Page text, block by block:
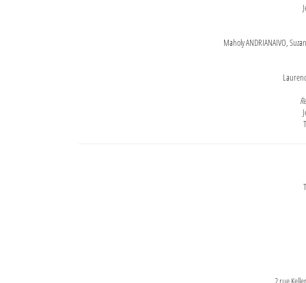
Maholy ANDRIANAIVO,